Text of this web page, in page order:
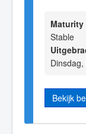
Maturity
Stable
Bekijk